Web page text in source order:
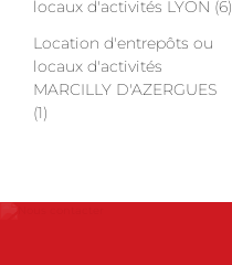
locaux d'activités LYON (6)
Location d'entrepôts ou
locaux d'activités
MARCILLY D'AZERGUES
(1)